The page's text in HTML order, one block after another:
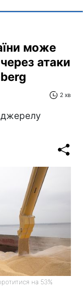
може
атаки
2 хв
на 53%